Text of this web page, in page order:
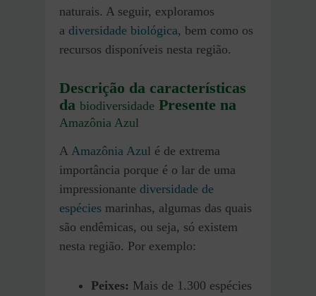
naturais. A seguir, exploramos
a diversidade biológica, bem como os
recursos disponíveis nesta região.
Descrição da características
da biodiversidade Presente na
Amazônia Azul
A Amazônia Azul é de extrema
importância porque é o lar de uma
impressionante diversidade de
espécies marinhas, algumas das quais
são endêmicas, ou seja, só existem
nesta região. Por exemplo:
Peixes: Mais de 1.300 espécies